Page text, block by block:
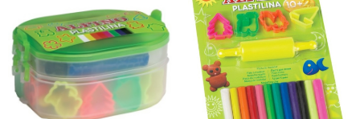
Caiete si coperti
Carioci si markere
Creioane clasice
Creioane colorate
Ghiozdane si genti